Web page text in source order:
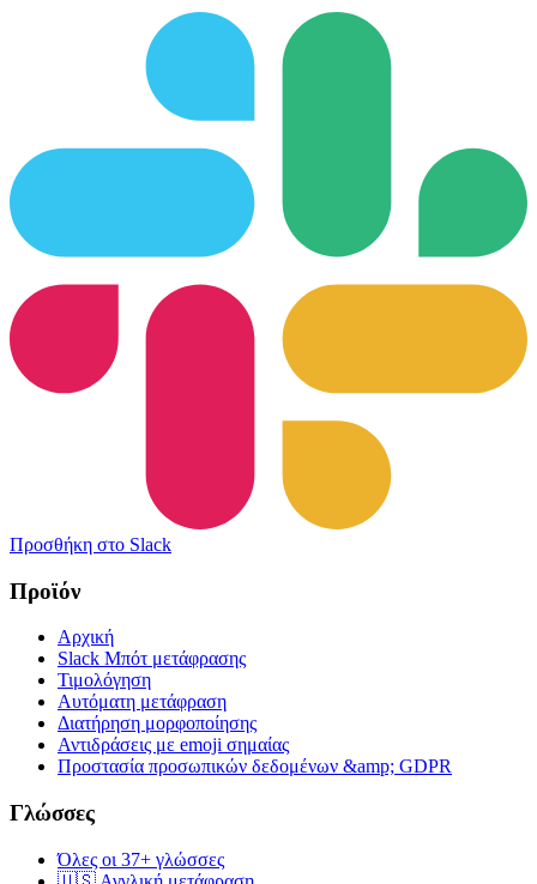
Προσθήκη στο Slack
Προϊόν
Αρχική
Slack Μπότ μετάφρασης
Τιμολόγηση
Αυτόματη μετάφραση
Διατήρηση μορφοποίησης
Αντιδράσεις με emoji σημαίας
Προστασία προσωπικών δεδομένων &amp; GDPR
Γλώσσες
Όλες οι 37+ γλώσσες